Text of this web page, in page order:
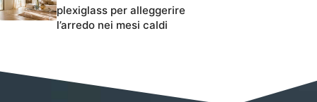
plexiglass per alleggerire
l’arredo nei mesi caldi